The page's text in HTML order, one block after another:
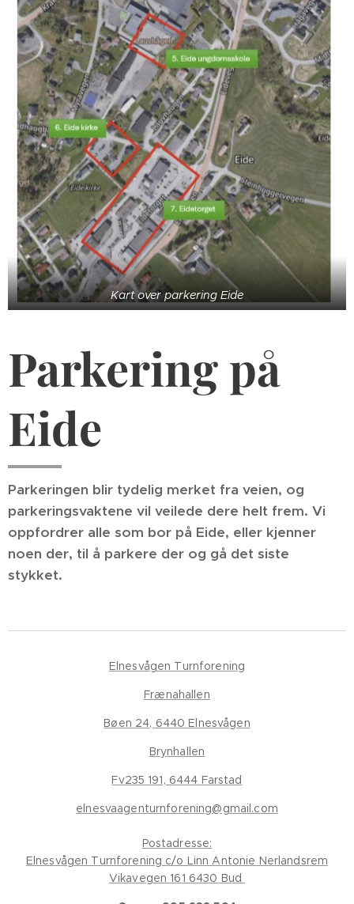
Kart over parkering Eide
Parkering på
Eide
Parkeringen blir tydelig merket fra veien, og
parkeringsvaktene vil veilede dere helt frem. Vi
oppfordrer alle som bor på Eide, eller kjenner
noen der, til å parkere der og gå det siste
stykket.
Elnesvågen Turnforening
Frænahallen
Bøen 24, 6440 Elnesvågen
Brynhallen
Fv235 191, 6444 Farstad
elnesvaagenturnforening@gmail.com
Postadresse:
Elnesvågen Turnforening c/o Linn Antonie Nerlandsrem
Vikavegen 161 6430 Bud